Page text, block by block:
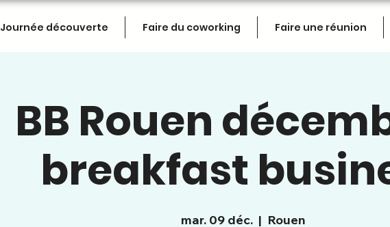
Journée découverte Faire du coworking Faire une réunion
BB Rouen
breakfast
mar. 09 déc.
  |
Rouen